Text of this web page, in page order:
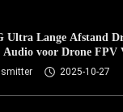
Lange Afstand
Audio voor Drone FPV
2025-10-27